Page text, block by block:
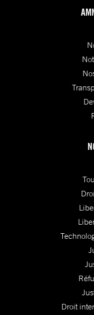
Droit